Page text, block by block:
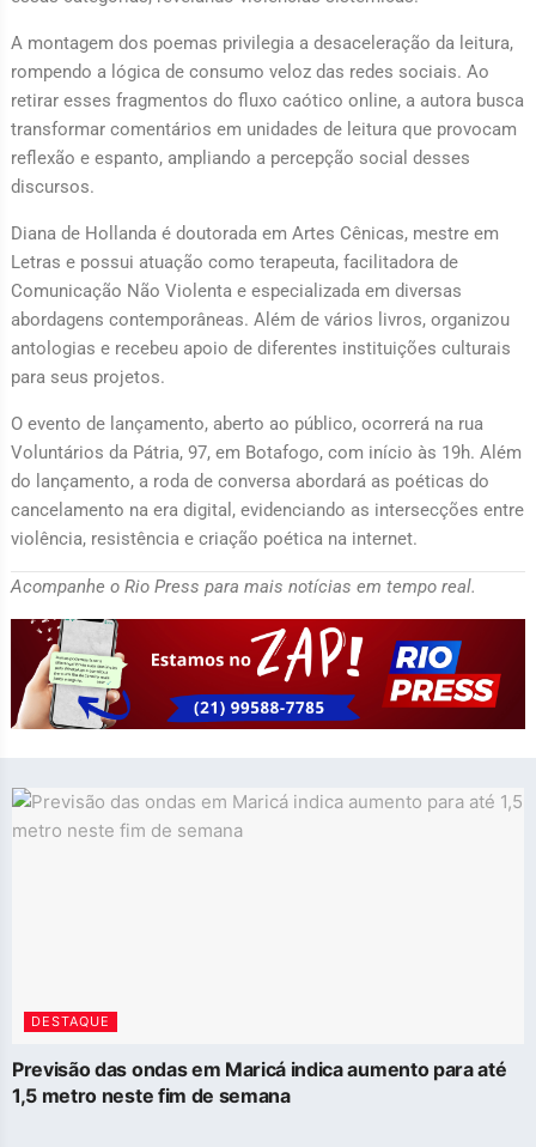
A montagem dos poemas privilegia a desaceleração da leitura,
rompendo a lógica de consumo veloz das redes sociais. Ao
retirar esses fragmentos do fluxo caótico online, a autora busca
transformar comentários em unidades de leitura que provocam
reflexão e espanto, ampliando a percepção social desses
discursos.
Diana de Hollanda é doutorada em Artes Cênicas, mestre em
Letras e possui atuação como terapeuta, facilitadora de
Comunicação Não Violenta e especializada em diversas
abordagens contemporâneas. Além de vários livros, organizou
antologias e recebeu apoio de diferentes instituições culturais
para seus projetos.
O evento de lançamento, aberto ao público, ocorrerá na rua
Voluntários da Pátria, 97, em Botafogo, com início às 19h. Além
do lançamento, a roda de conversa abordará as poéticas do
cancelamento na era digital, evidenciando as intersecções entre
violência, resistência e criação poética na internet.
Acompanhe o Rio Press para mais notícias em tempo real.
DESTAQUE
Previsão das ondas em Maricá indica aumento para até
1,5 metro neste fim de semana